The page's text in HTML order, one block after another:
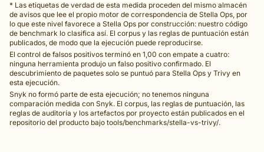
* Las etiquetas de verdad de esta medida proceden del mismo almacén
de avisos que lee el propio motor de correspondencia de Stella Ops, por
lo que este nivel favorece a Stella Ops por construcción: nuestro código
de benchmark lo clasifica así. El corpus y las reglas de puntuación están
publicados, de modo que la ejecución puede reproducirse.
El control de falsos positivos terminó en 1,00 con empate a cuatro:
ninguna herramienta produjo un falso positivo confirmado. El
descubrimiento de paquetes solo se puntuó para Stella Ops y Trivy en
esta ejecución.
Snyk no formó parte de esta ejecución; no tenemos ninguna
comparación medida con Snyk. El corpus, las reglas de puntuación, las
reglas de auditoría y los artefactos por proyecto están publicados en el
repositorio del producto bajo tools/benchmarks/stella-vs-trivy/.